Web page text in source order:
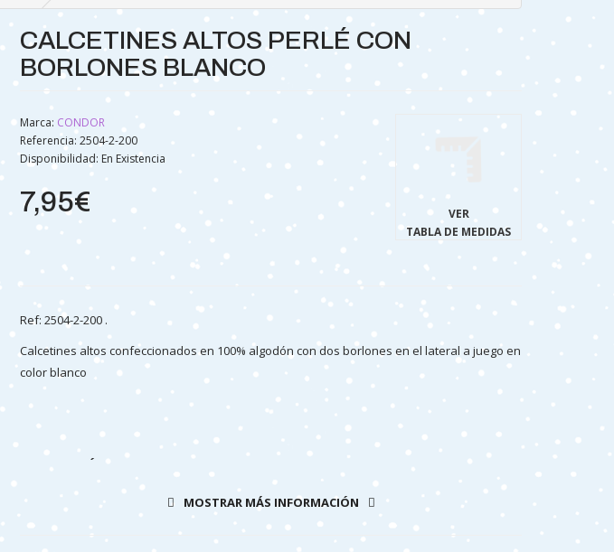
CALCETINES ALTOS PERLÉ CON
BORLONES BLANCO
Marca: CONDOR
Referencia: 2504-2-200
Disponibilidad: En Existencia
7,95€
VER
TABLA DE MEDIDAS
Ref: 2504-2-200 .
Calcetines altos confeccionados en 100% algodón con dos borlones en el lateral a juego en
color blanco
COMPOSICIÓN Y CUIDADOS:
MOSTRAR MÁS INFORMACIÓN